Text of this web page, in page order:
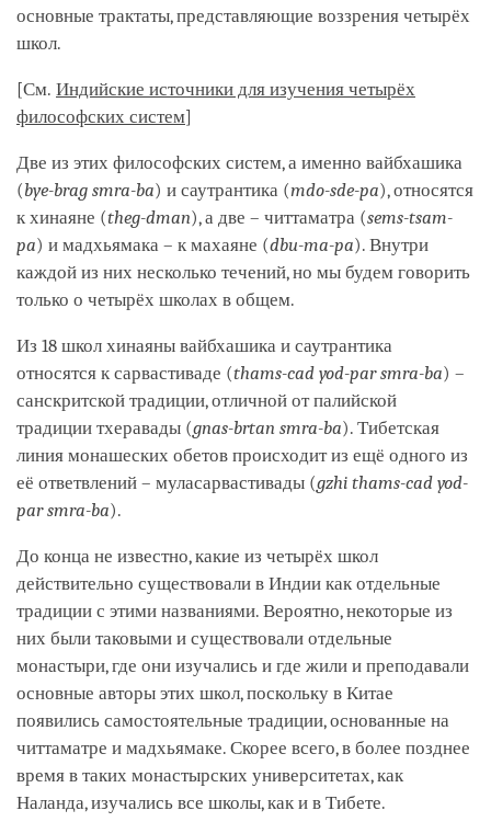
основные трактаты, представляющие воззрения четырёх
школ.
[См. Индийские источники для изучения четырёх
философских систем]
Две из этих философских систем, а именно вайбхашика
(bye-brag smra-ba) и саутрантика (mdo-sde-pa), относятся
к хинаяне (theg-dman), а две – читтаматра (sems-tsam-
pa) и мадхьямака – к махаяне (dbu-ma-pa). Внутри
каждой из них несколько течений, но мы будем говорить
только о четырёх школах в общем.
Из 18 школ хинаяны вайбхашика и саутрантика
относятся к сарвастиваде (thams-cad yod-par smra-ba) –
санскритской традиции, отличной от палийской
традиции тхеравады (gnas-brtan smra-ba). Тибетская
линия монашеских обетов происходит из ещё одного из
её ответвлений – муласарвастивады (gzhi thams-cad yod-
par smra-ba).
До конца не известно, какие из четырёх школ
действительно существовали в Индии как отдельные
традиции с этими названиями. Вероятно, некоторые из
них были таковыми и существовали отдельные
монастыри, где они изучались и где жили и преподавали
основные авторы этих школ, поскольку в Китае
появились самостоятельные традиции, основанные на
читтаматре и мадхьямаке. Скорее всего, в более позднее
время в таких монастырских университетах, как
Наланда, изучались все школы, как и в Тибете.